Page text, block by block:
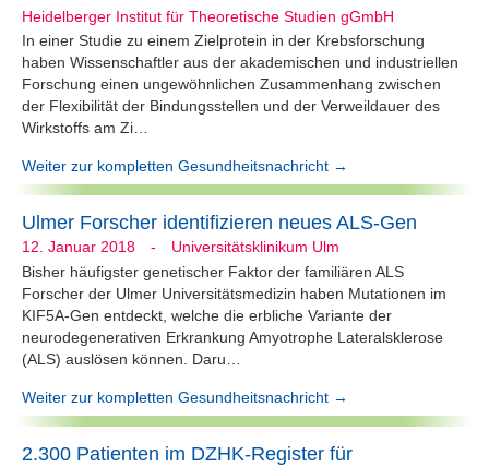
Heidelberger Institut für Theoretische Studien gGmbH
In einer Studie zu einem Zielprotein in der Krebsforschung
haben Wissenschaftler aus der akademischen und industriellen
Forschung einen ungewöhnlichen Zusammenhang zwischen
der Flexibilität der Bindungsstellen und der Verweildauer des
Wirkstoffs am Zi…
Weiter zur kompletten Gesundheitsnachricht →
Ulmer Forscher identifizieren neues ALS-Gen
12. Januar 2018 -
Universitätsklinikum Ulm
Bisher häufigster genetischer Faktor der familiären ALS
Forscher der Ulmer Universitätsmedizin haben Mutationen im
KIF5A-Gen entdeckt, welche die erbliche Variante der
neurodegenerativen Erkrankung Amyotrophe Lateralsklerose
(ALS) auslösen können. Daru…
Weiter zur kompletten Gesundheitsnachricht →
2.300 Patienten im DZHK-Register für